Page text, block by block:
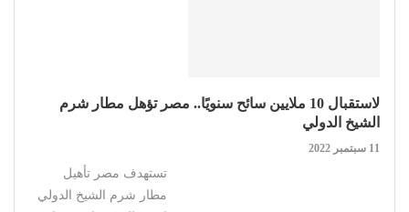
لاستقبال 10 ملايين سائح سنويًا.. مصر تؤهل مطار شرم
الشيخ الدولي
11 سبتمبر 2022
تستهدف مصر تأهيل
مطار شرم الشيخ الدولي